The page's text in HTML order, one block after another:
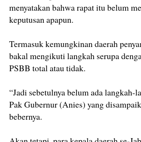
menyatakan bahwa rapat itu belum
keputusan apapun.
Termasuk kemungkinan daerah
bakal mengikuti langkah serupa
PSBB total atau tidak.
“Jadi sebetulnya belum ada langkah-
Pak Gubernur (Anies) yang
bebernya.